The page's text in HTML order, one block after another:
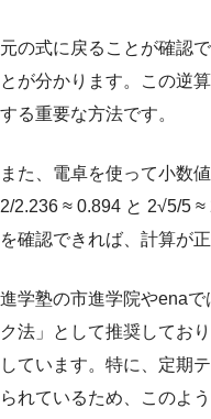
元の式に戻ることが確認
とが分かります。この逆
する重要な方法です。
また、電卓を使って小数
2/2.236 ≈ 0.894 と 2√5/5
を確認できれば、計算が
進学塾の市進学院やena
ク法」として推奨してお
しています。特に、定期
られているため、このよ